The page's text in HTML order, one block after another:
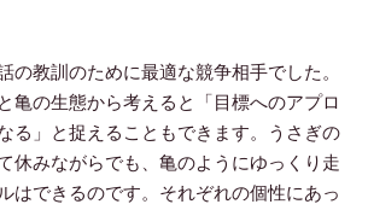
の教訓のために最適な競争相手でした。
亀の生態から考えると「目標へのアプロ
る」と捉えることもできます。うさぎの
休みながらでも、亀のようにゆっくり走
はできるのです。それぞれの個性にあっ